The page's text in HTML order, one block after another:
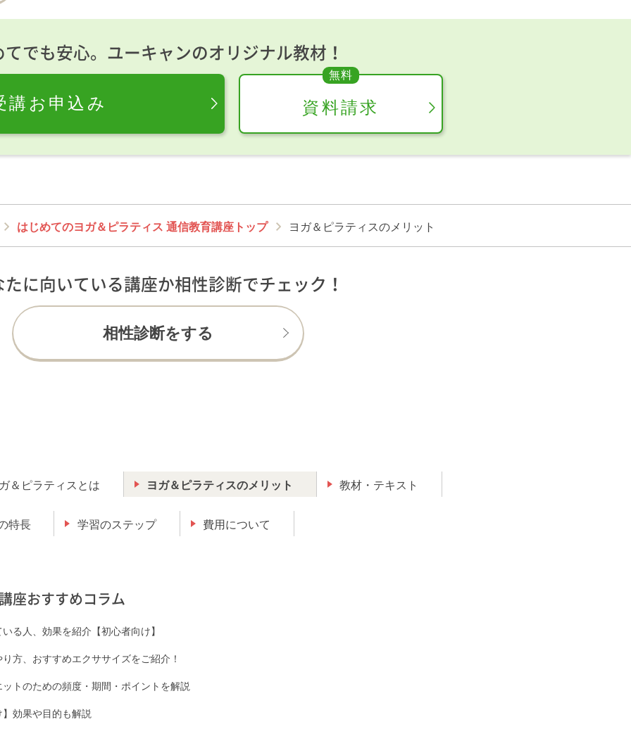
でも安心。ユーキャンのオリジナル教材！
講お申込み 資料請求
はじめてのヨガ＆ピラティス 通信教育講座トップ ヨガ＆ピラティスのメリット
に向いている講座か相性診断でチェック！
相性診断をする
＆ピラティスとは ヨガ＆ピラティスのメリット 教材・テキスト
特長 学習のステップ 費用について
座おすすめコラム
る人、効果を紹介【初心者向け】
方、おすすめエクササイズをご紹介！
トのための頻度・期間・ポイントを解説
効果や目的も解説